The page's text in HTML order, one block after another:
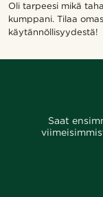
Oli tarpeesi mikä
kumppani. Tilaa
käytännöllisyydestä!
Saat